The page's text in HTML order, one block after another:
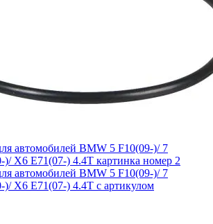
автомобилей BMW 5 F10(09-)/ 7
)/ X6 E71(07-) 4.4T картинка номер 2
автомобилей BMW 5 F10(09-)/ 7
)/ X6 E71(07-) 4.4T с артикулом